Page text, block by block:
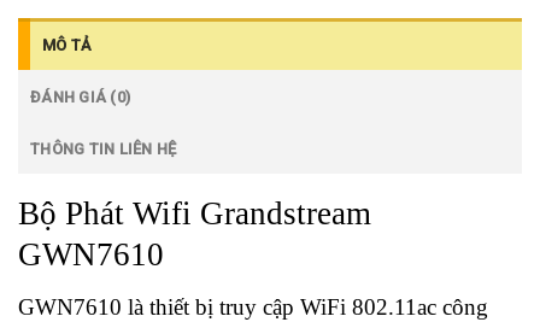
MÔ TẢ
ĐÁNH GIÁ (0)
THÔNG TIN LIÊN HỆ
Bộ Phát Wifi Grandstream
GWN7610
GWN7610 là thiết bị truy cập WiFi 802.11ac công